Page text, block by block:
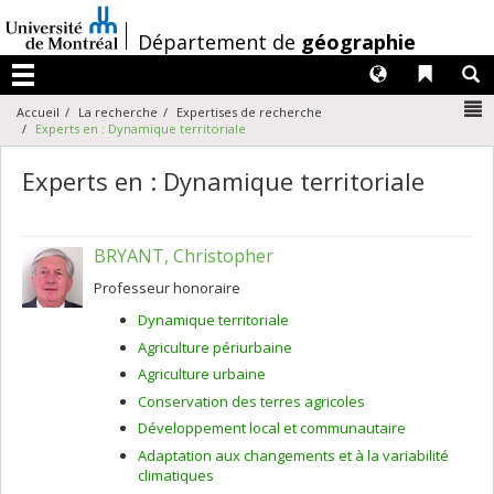
au
contenu
/Département de géographie
Menu
Liens
Langues
Accueil La recherche
Expertises de recherche
Experts en : Dynamique territoriale
Experts en : Dynamique territoriale
BRYANT, Christopher
Professeur honoraire
Dynamique territoriale
Agriculture périurbaine
Agriculture urbaine
Conservation des terres agricoles
Développement local et communautaire
Adaptation aux changements et à la variabilité
climatiques